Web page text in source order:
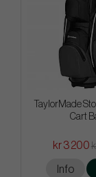
TaylorMade
Cart
kr 3 200
Info